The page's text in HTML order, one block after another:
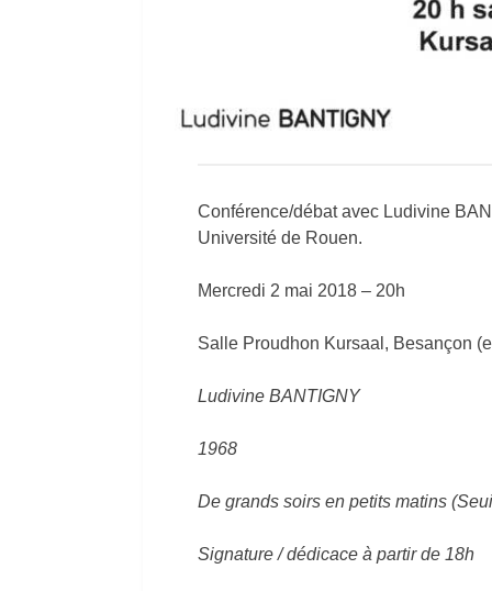
Conférence/débat avec Ludivine
Université de Rouen.
Mercredi 2 mai 2018 – 20h
Salle Proudhon Kursaal, Besançon
Ludivine BANTIGNY
1968
De grands soirs en petits matins
Signature / dédicace à partir de 18h